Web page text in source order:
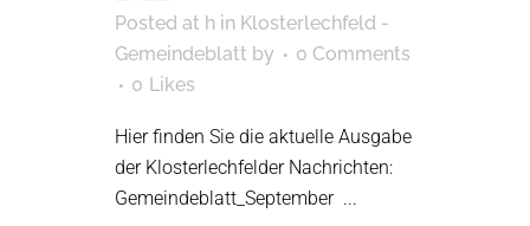
Posted at h in Klosterlechfeld -
Gemeindeblatt by
0 Comments
0 Likes
Hier finden Sie die aktuelle Ausgabe
der Klosterlechfelder Nachrichten:
Gemeindeblatt_September ...